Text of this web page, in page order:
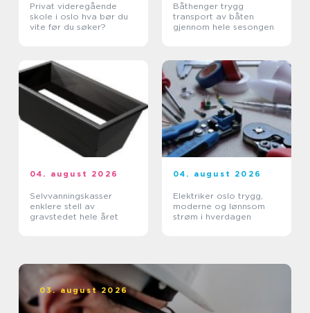
Privat videregående
skole i oslo hva bør du
vite før du søker?
Båthenger trygg
transport av båten
gjennom hele sesongen
04. august 2026
Selvvanningskasser
enklere stell av
gravstedet hele året
04. august 2026
Elektriker oslo trygg,
moderne og lønnsom
strøm i hverdagen
03. august 2026